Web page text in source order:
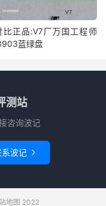
比正品:V7厂万国工程师
蓝绿盘
测站
咨询波记
系波记 
地图 2022